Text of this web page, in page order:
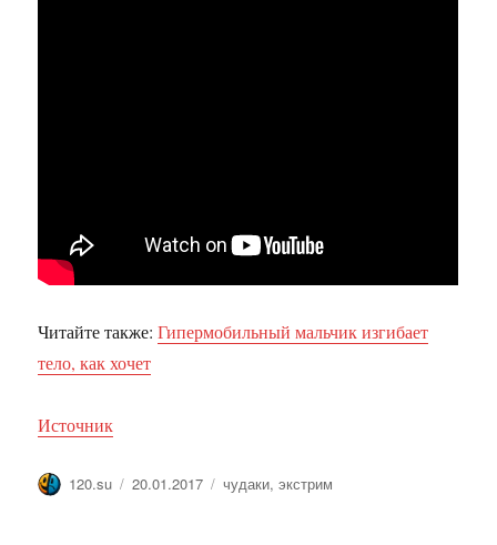
Читайте также:Гипермобильный мальчик изгибает
тело, как хочет
Источник
Автор
120.su Опубликовано
20.01.2017 Метки
чудаки,экстрим